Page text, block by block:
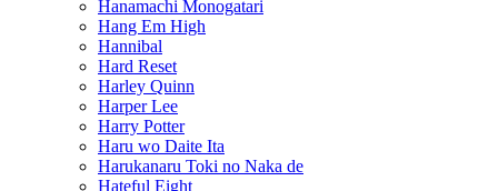
Hanamachi Monogatari
Hang Em High
Hannibal
Hard Reset
Harley Quinn
Harper Lee
Harry Potter
Haru wo Daite Ita
Harukanaru Toki no Naka de
Hateful Eight